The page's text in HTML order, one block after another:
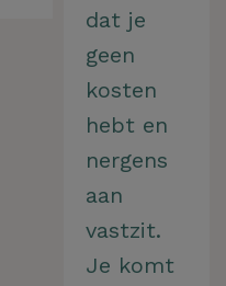
dat je
geen
kosten
hebt en
nergens
aan
vastzit.
Je komt